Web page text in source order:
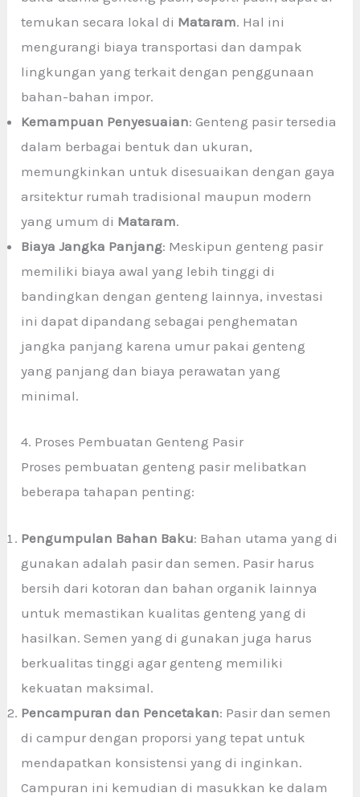
temukan secara lokal di Mataram. Hal ini
mengurangi biaya transportasi dan dampak
lingkungan yang terkait dengan penggunaan
bahan-bahan impor.
Kemampuan Penyesuaian: Genteng pasir tersedia
dalam berbagai bentuk dan ukuran,
memungkinkan untuk disesuaikan dengan gaya
arsitektur rumah tradisional maupun modern
yang umum di Mataram.
Biaya Jangka Panjang: Meskipun genteng pasir
memiliki biaya awal yang lebih tinggi di
bandingkan dengan genteng lainnya, investasi
ini dapat dipandang sebagai penghematan
jangka panjang karena umur pakai genteng
yang panjang dan biaya perawatan yang
minimal.
4. Proses Pembuatan Genteng Pasir
Proses pembuatan genteng pasir melibatkan
beberapa tahapan penting:
Pengumpulan Bahan Baku: Bahan utama yang di
gunakan adalah pasir dan semen. Pasir harus
bersih dari kotoran dan bahan organik lainnya
untuk memastikan kualitas genteng yang di
hasilkan. Semen yang di gunakan juga harus
berkualitas tinggi agar genteng memiliki
kekuatan maksimal.
Pencampuran dan Pencetakan: Pasir dan semen
di campur dengan proporsi yang tepat untuk
mendapatkan konsistensi yang di inginkan.
Campuran ini kemudian di masukkan ke dalam